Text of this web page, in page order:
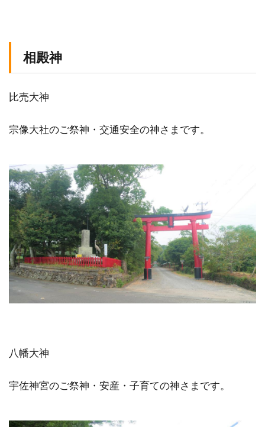
相殿神
比売大神
宗像大社のご祭神・交通安全の神さまです。
八幡大神
宇佐神宮のご祭神・安産・子育ての神さまです。